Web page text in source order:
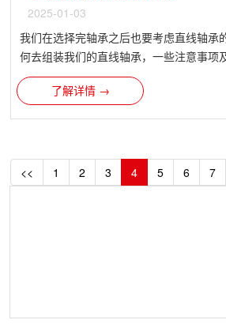
2025-01-03
我们在选择完轴承之后也要考虑直线轴承
何去组装我们的直线轴承​，一些注意事项
了解详情 →
<< 1 2 3 4 5 6 7